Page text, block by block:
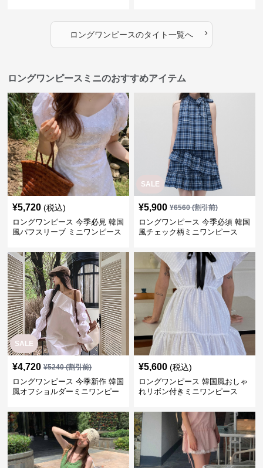
ロングワンピースのタイト一覧へ ›
ロングワンピースミニのおすすめアイテム
¥5,720 (税込)
ロングワンピース 今季必見 韓国
風パフスリーブ ミニワンピース
SALE
¥5,900 ¥6560(割引前)
ロングワンピース 今季必須 韓国
風チェック柄ミニワンピース
SALE
¥4,720 ¥5240(割引前)
ロングワンピース 今季新作 韓国
風オフショルダーミニワンピー
¥5,600 (税込)
ロングワンピース 韓国風おしゃ
れリボン付きミニワンピース